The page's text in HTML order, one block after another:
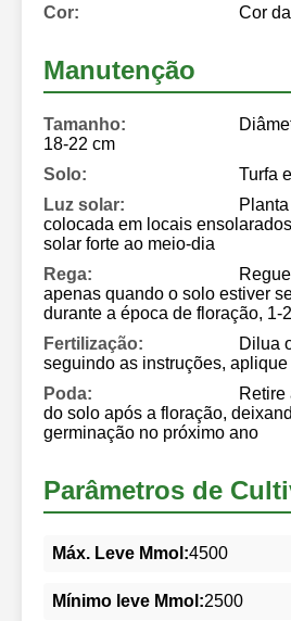
Cor:
Cor
Manutenção
Tamanho:
18-22 cm
Solo:
Turfa
Luz solar:
colocada em locais
solar forte ao meio-dia
Rega:
apenas quando o solo estiver
durante a época de floração, 1-
Fertilização:
Dilua
seguindo as instruções,
Poda:
Retire
do solo após a floração,
germinação no próximo ano
Parâmetros de
Máx. Leve Mmol:4500
Mínimo leve Mmol:2500